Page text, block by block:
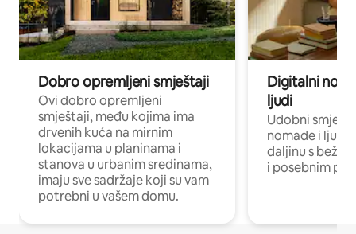
Dobro opremljeni smještaji
Ovi dobro opremljeni
smještaji, među kojima ima
drvenih kuća na mirnim
lokacijama u planinama i
stanova u urbanim sredinama,
imaju sve sadržaje koji su vam
potrebni u vašem domu.
Digitalni
ljudi
Udobni
nomade i ljude
daljinu s
i posebnim